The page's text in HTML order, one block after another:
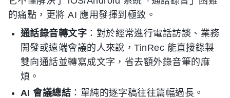
的痛點，更將 AI 應用發揮到極致。
通話錄音轉文字 ：對於經常進行電話訪談、業務
開發或遠端會議的人來說，TinRec 能直接錄製
雙向通話並轉寫成文字，省去額外錄音筆的麻
煩。
AI 會議總結 ：單純的逐字稿往往篇幅過長。